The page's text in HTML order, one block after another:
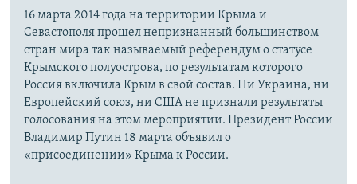
16 марта 2014 года на территории Крыма и
Севастополя прошел непризнанный большинством
стран мира так называемый референдум о статусе
Крымского полуострова, по результатам которого
Россия включила Крым в свой состав. Ни Украина, ни
Европейский союз, ни США не признали результаты
голосования на этом мероприятии. Президент России
Владимир Путин 18 марта объявил о
«присоединении» Крыма к России.